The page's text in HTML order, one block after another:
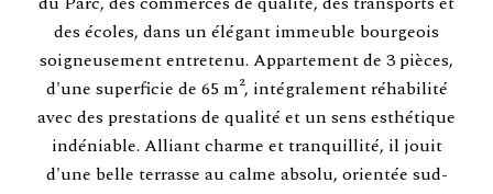
des écoles, dans un élégant immeuble bourgeois
soigneusement entretenu. Appartement de 3 pièces,
d'une superficie de 65 m², intégralement réhabilité
avec des prestations de qualité et un sens esthétique
indéniable. Alliant charme et tranquillité, il jouit
d'une belle terrasse au calme absolu, orientée sud-